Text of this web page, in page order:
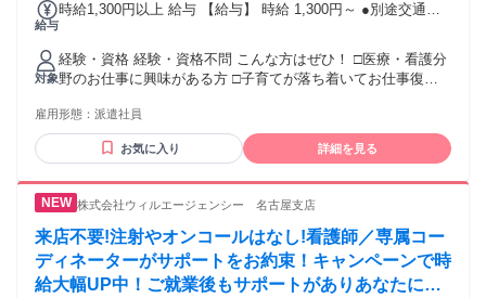
給与
時給1,300円以上 給与 【給与】 時給 1,300円～ ●別途交通費
対象
経験・資格 経験・資格不問 こんな方はぜひ！ □医療・看護分
野のお仕事に興味がある方 □子育てが落ち着いてお仕事復帰
される方
雇用形態： 派遣社員
お気に入り 詳細を見る
株式会社ウィルエージェンシー 名古屋支店
来店不要!注射やオンコールはなし!看護師／専属コー
ディネーターがサポートをお約束！キャンペーンで時
給大幅UP中！ご就業後もサポートがありあなたにと